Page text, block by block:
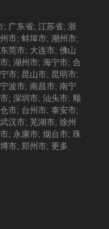
; 广东省; 江苏省; 浙
市; 蚌埠市; 潮州市;
东莞市; 大连市; 佛山
; 湖州市; 海宁市; 合
市; 昆山市; 昆明市;
宁波市; 南昌市; 南宁
; 深圳市; 汕头市; 顺
市; 台州市; 泰安市;
武汉市; 芜湖市; 徐州
; 永康市; 烟台市; 珠
市; 郑州市; 更多